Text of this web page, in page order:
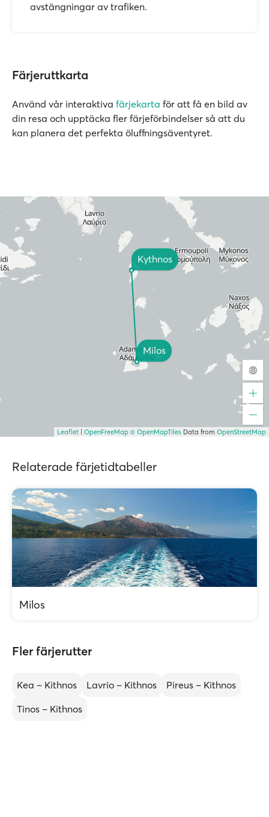
avstängningar av trafiken.
Färjeruttkarta
Använd vår interaktiva färjekarta för att få en bild av
din resa och upptäcka fler färjeförbindelser så att du
kan planera det perfekta öluffningsäventyret.
Milos
Kythnos
Leaflet OpenFreeMap © OpenMapTiles Data from OpenStreetMap
Relaterade färjetidtabeller
Milos
Fler färjerutter
Kea – Kithnos Lavrio – Kithnos
Pireus – Kithnos
Tinos – Kithnos